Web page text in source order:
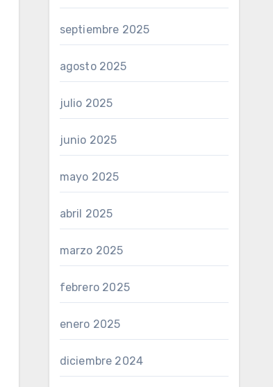
septiembre 2025
agosto 2025
julio 2025
junio 2025
mayo 2025
abril 2025
marzo 2025
febrero 2025
enero 2025
diciembre 2024